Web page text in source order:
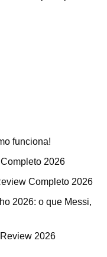
funciona!
2026
Completo 2026
2026: o que Messi,
2026